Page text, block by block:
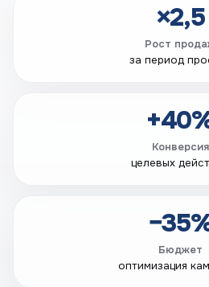
×2,5
Рост
за период
Конверсия
целевых
Бюджет
оптимизация